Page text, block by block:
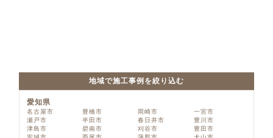
地域で施工事例を絞り込む
愛知県
名古屋市 豊橋市 岡崎市
一宮市
瀬戸市
半田市 春日井市
豊川市
津島市
碧南市 刈谷市
豊田市